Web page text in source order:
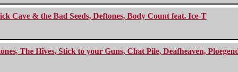
Cave & the Bad Seeds, Deftones, Body Count feat. Ice-T
The Hives, Stick to your Guns, Chat Pile, Deafheaven,